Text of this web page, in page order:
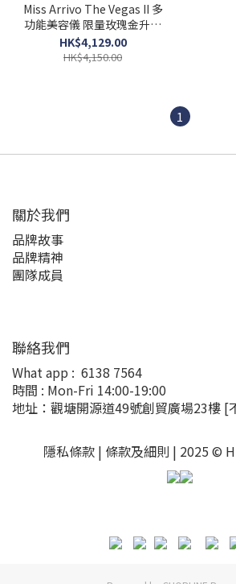
Miss Arrivo The Vegas II 多
功能美容儀 限量玫瑰金升級
版 香港行貨
HK$4,129.00
HK$4,150.00
1
關於我們
品牌故事
品牌精神
團隊成員
聯絡我們
What app : 6138 7564
時間 : Mon-Fri 14:00-19:00
地址：觀塘開源道49號創貿廣場23樓 [
隱私條款 | 條款及細則 | 2025 ©